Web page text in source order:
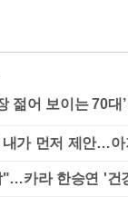
가 먼저 제안…
"…카라 한승연 '건